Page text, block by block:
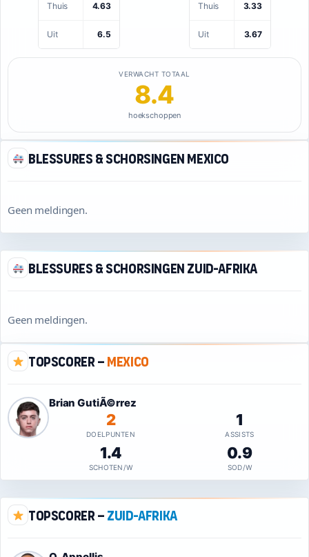
Thuis 4.63
Uit 6.5
VERWACHT TOTAAL
8.4
hoekschoppen
Thuis 3.33
Uit 3.67
Blessures & schorsingen Mexico
Geen meldingen.
Blessures & schorsingen Zuid-Afrika
Geen meldingen.
Topscorer –Mexico
Brian GutiÃ©rrez
2
DOELPUNTEN
1
ASSISTS
1.4
SCHOTEN/W
0.9
SOD/W
Topscorer –Zuid-Afrika